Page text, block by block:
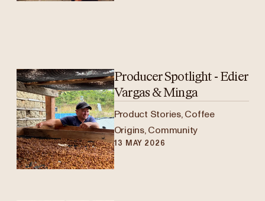
Producer Spotlight - Edier
Vargas & Minga
Product Stories, Coffee
Origins, Community
13 MAY 2026